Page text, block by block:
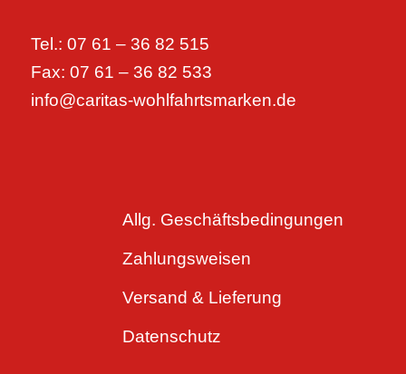
Tel.: 07 61 – 36 82 515
Fax: 07 61 – 36 82 533
info@caritas-wohlfahrtsmarken.de
Allg. Geschäftsbedingungen
Zahlungsweisen
Versand & Lieferung
Datenschutz